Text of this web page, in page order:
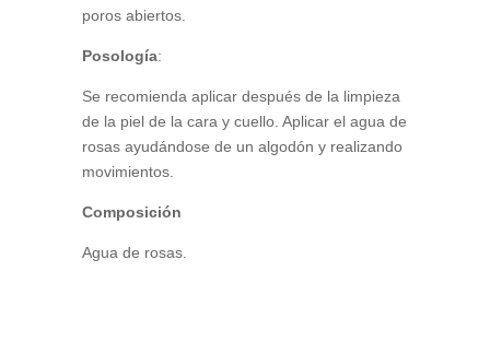
poros abiertos.
Posología:
Se recomienda aplicar después de la limpieza
de la piel de la cara y cuello. Aplicar el agua de
rosas ayudándose de un algodón y realizando
movimientos.
Composición
Agua de rosas.